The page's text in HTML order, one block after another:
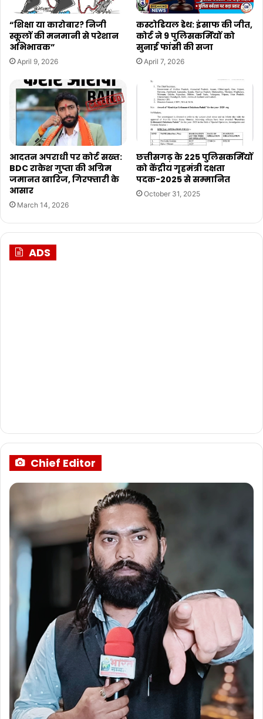
“शिक्षा या कारोबार? निजी
स्कूलों की मनमानी से परेशान
अभिभावक”
April 9, 2026
कस्टोडियल डेथ: इंसाफ की जीत,
कोर्ट ने 9 पुलिसकर्मियों को
सुनाई फांसी की सजा
April 7, 2026
आदतन अपराधी पर कोर्ट सख्त:
BDC राकेश गुप्ता की अग्रिम
जमानत खारिज, गिरफ्तारी के
आसार
March 14, 2026
छत्तीसगढ़ के 225 पुलिसकर्मियों
को केंद्रीय गृहमंत्री दक्षता
पदक-2025 से सम्मानित
October 31, 2025
ADS
Chief Editor